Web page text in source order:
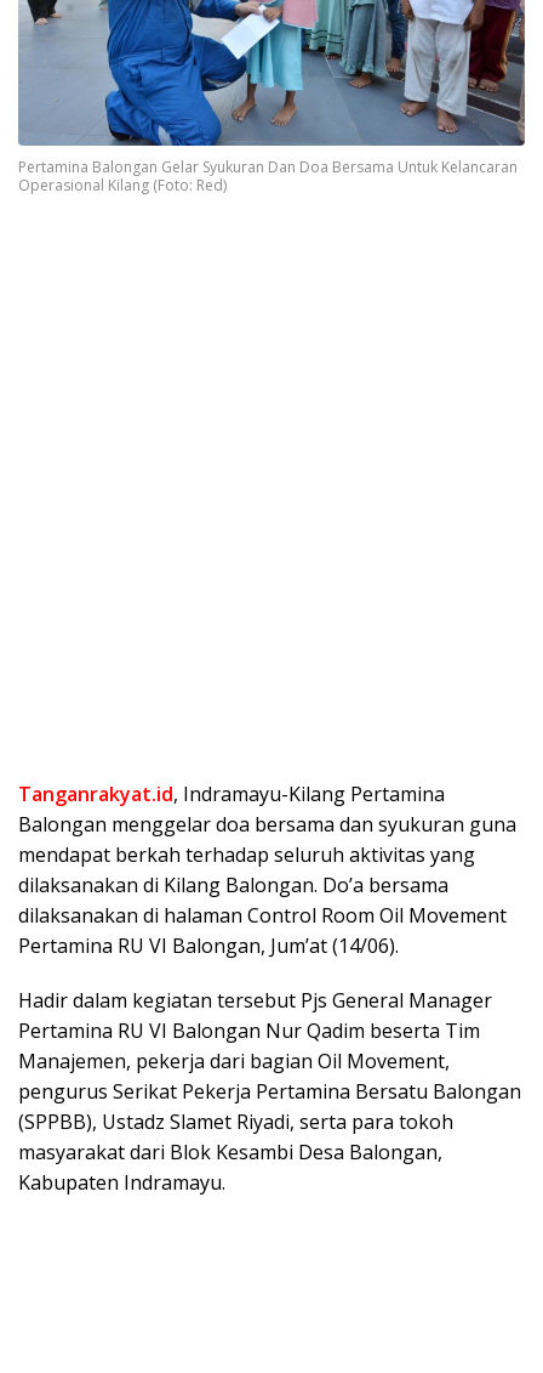
Pertamina Balongan Gelar Syukuran Dan Doa Bersama Untuk Kelancaran
Operasional Kilang (Foto: Red)
Tanganrakyat.id, Indramayu-Kilang Pertamina
Balongan menggelar doa bersama dan syukuran guna
mendapat berkah terhadap seluruh aktivitas yang
dilaksanakan di Kilang Balongan. Do’a bersama
dilaksanakan di halaman Control Room Oil Movement
Pertamina RU VI Balongan, Jum’at (14/06).
Hadir dalam kegiatan tersebut Pjs General Manager
Pertamina RU VI Balongan Nur Qadim beserta Tim
Manajemen, pekerja dari bagian Oil Movement,
pengurus Serikat Pekerja Pertamina Bersatu Balongan
(SPPBB), Ustadz Slamet Riyadi, serta para tokoh
masyarakat dari Blok Kesambi Desa Balongan,
Kabupaten Indramayu.